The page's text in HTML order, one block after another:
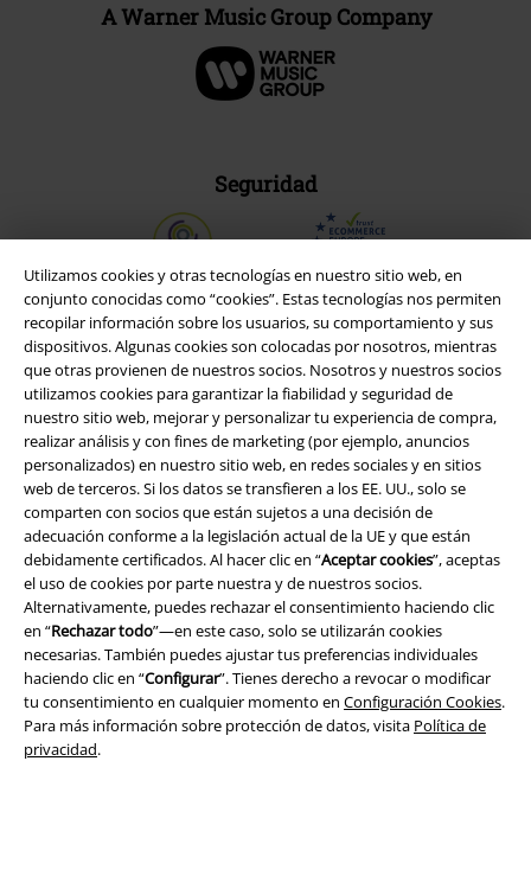
Utilizamos cookies y otras tecnologías en nuestro sitio web, en
conjunto conocidas como “cookies”. Estas tecnologías nos permiten
recopilar información sobre los usuarios, su comportamiento y sus
dispositivos. Algunas cookies son colocadas por nosotros, mientras
que otras provienen de nuestros socios. Nosotros y nuestros socios
utilizamos cookies para garantizar la fiabilidad y seguridad de
nuestro sitio web, mejorar y personalizar tu experiencia de compra,
realizar análisis y con fines de marketing (por ejemplo, anuncios
personalizados) en nuestro sitio web, en redes sociales y en sitios
web de terceros. Si los datos se transfieren a los EE. UU., solo se
comparten con socios que están sujetos a una decisión de
adecuación conforme a la legislación actual de la UE y que están
debidamente certificados. Al hacer clic en “Aceptar cookies”, aceptas
el uso de cookies por parte nuestra y de nuestros socios.
Alternativamente, puedes rechazar el consentimiento haciendo clic
en “Rechazar todo”—en este caso, solo se utilizarán cookies
necesarias. También puedes ajustar tus preferencias individuales
haciendo clic en “Configurar”. Tienes derecho a revocar o modificar
tu consentimiento en cualquier momento en Configuración Cookies.
Para más información sobre protección de datos, visita Política de
privacidad.
A Warner Music Group Company
Seguridad
Legal
Términos y Condiciones
Aviso Legal
Ley protección de datos
Eliminación de residuos y protección del medioambiente